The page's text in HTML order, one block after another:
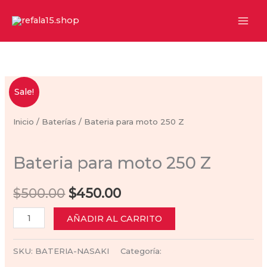
contenido
Sale!
Inicio / Baterías / Bateria para moto 250 Z
Bateria para moto 250 Z
$500.00 Original
price
was:
$450.00Current
price
is:
Bateria
para
moto
AÑADIR AL CARRITO
SKU: BATERIA-NASAKI Categoría: